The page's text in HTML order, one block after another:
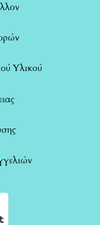
Υλικού